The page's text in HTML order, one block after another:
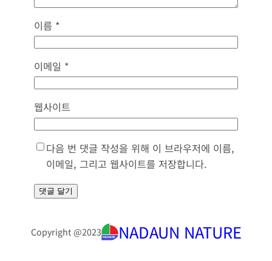
이름 *
이메일 *
웹사이트
다음 번 댓글 작성을 위해 이 브라우저에 이름,
이메일, 그리고 웹사이트를 저장합니다.
Copyright @2023 NADAUN NATURE